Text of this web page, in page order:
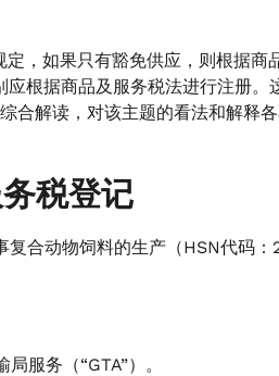
，如果只有豁免供应，则根据商
根据商品及服务税法进行注册。
合解读，对该主题的看法和解释
税登记
合动物饲料的生产（HSN代码
服务（“GTA”）。